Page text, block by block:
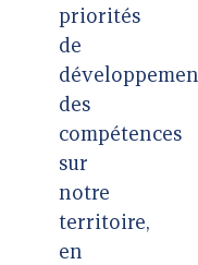
priorités
de
des
compétences
sur
notre
territoire,
en